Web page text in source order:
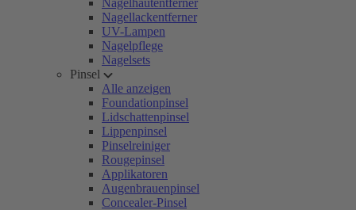
Nagelhautentferner
Nagellackentferner
UV-Lampen
Nagelpflege
Nagelsets
Pinsel
Alle anzeigen
Foundationpinsel
Lidschattenpinsel
Lippenpinsel
Pinselreiniger
Rougepinsel
Applikatoren
Augenbrauenpinsel
Concealer-Pinsel